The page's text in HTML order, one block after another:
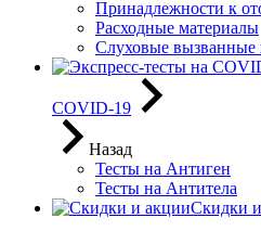
Принадлежности к
Расходные материалы
Слуховые
COVID-19
Назад
Тесты на Антиген
Тесты на Антитела
Скидки